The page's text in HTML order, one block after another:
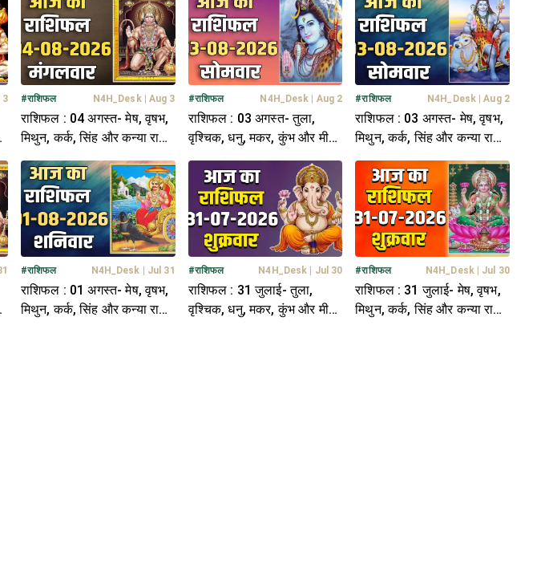
3 #राशिफल N4H_Desk| Aug 3
राशिफल : 04 अगस्त- मेष, वृषभ,
मिथुन, कर्क, सिंह और कन्या राशि-
#राशिफल N4H_Desk | Aug 2
राशिफल : 03 अगस्त- तुला,
वृश्चिक, धनु, मकर, कुंभ और मीन
#राशिफल N4H_Desk | Aug 2
राशिफल : 03 अगस्त- मेष, वृषभ,
मिथुन, कर्क, सिंह और कन्या राशि-
#राशिफल N4H_Desk | Jul 31
राशिफल : 01 अगस्त- मेष, वृषभ,
मिथुन, कर्क, सिंह और कन्या राशि-
#राशिफल N4H_Desk | Jul 30
राशिफल : 31 जुलाई- तुला,
वृश्चिक, धनु, मकर, कुंभ और मीन
#राशिफल N4H_Desk| Jul 30
राशिफल : 31 जुलाई- मेष, वृषभ,
मिथुन, कर्क, सिंह और कन्या राशि-